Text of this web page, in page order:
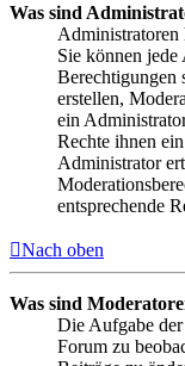
Was sind
Administratoren
Sie können
Berechtigungen
erstellen,
ein
Rechte ihnen
Administrator
entsprechende
Nach oben
Was sind
Die Aufgabe der
Forum zu